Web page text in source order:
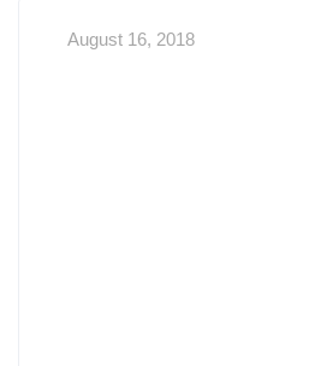
August 16, 2018